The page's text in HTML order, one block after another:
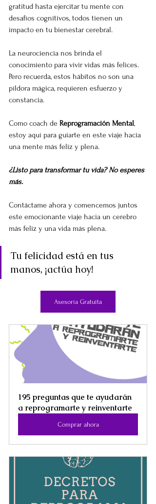
gratitud hasta ejercitar tu mente con
desafíos cognitivos, todos tienen un
impacto en tu bienestar cerebral.
La neurociencia nos brinda el
conocimiento para vivir vidas más felices.
Pero recuerda, estos hábitos no son una
píldora mágica, requieren esfuerzo y
constancia.
Como coach de Reprogramación Mental,
estoy aquí para guiarte en este viaje hacia
una mente más feliz y plena.
¿Listo para transformar tu vida? No esperes
más.
Contáctame ahora y comencemos juntos
este emocionante viaje hacia un cerebro
más feliz y una vida más plena.
Tu felicidad está en tus
manos, ¡actúa hoy!
Asesoría Gratuita
195 preguntas que te ayudarán
a reprogramarte y reinventarte
Comprar ahora